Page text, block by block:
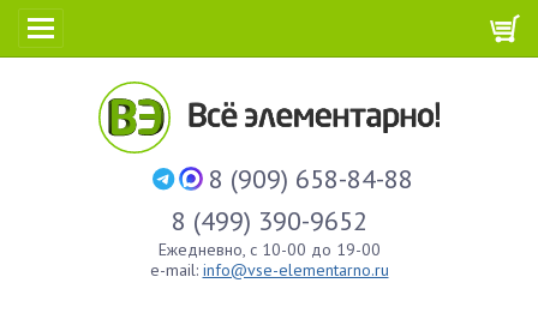
8 (909) 658-84-88
8 (499) 390-9652
Ежедневно, с 10-00 до 19-00
e-mail: info@vse-elementarno.ru